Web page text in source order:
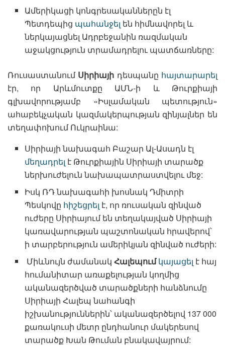
Ամերիկացի կոնգրեսականներըն էլ
Պետդեպից պահանջել են հիմնավորել և
ներկայացնել Ադրբեջանին ռազմական
աջակցություն տրամադրելու պատճառները:
Ռուսաստանում Սիրիայի դեսպանը հայտարարել
էր, որ Արևմուտքը ԱՄՆ-ի և Թուրքիայի
գլխավորությամբ «Իսլամական պետություն»
ահաբեկչական կազմակերպության զինյալներ են
տեղափոխում Ուկրաինա:
Սիրիայի նախագահ Բաշար Ալ-Ասադն էլ
մեղադրել է Թուրքիային Սիրիայի տարածք
ներխուժելուն նախապատրաստվելու մեջ:
Իսկ ՌԴ նախագահի խոսնակ Դմիտրի
Պեսկովը հիշեցրել է, որ ռուսական զինված
ուժերը Սիրիայում են տեղակայված Սիրիայի
կառավարության պաշտոնական հրավերով՝
ի տարբերություն ամերիկյան զինված ուժերի:
Միևնույն ժամանակՀալեպում կայացել է հայ
հումանիտար առաքելության կողմից
ականազերծված տարածքների հանձնումը
Սիրիայի Հալեպ նահանգի
իշխանություններին՝ ականազերծելով 137 000
քառակուսի մետր ընդհանուր մակերեսով
տարածք Խան Թուման բնակավայրում: